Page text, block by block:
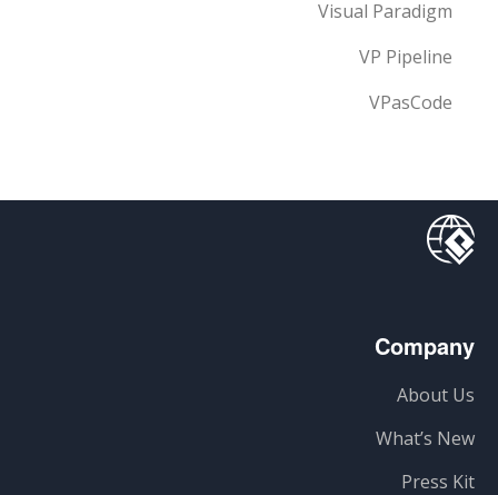
Visual Paradigm
VP Pipeline
VPasCode
Company
About Us
What’s New
Press Kit